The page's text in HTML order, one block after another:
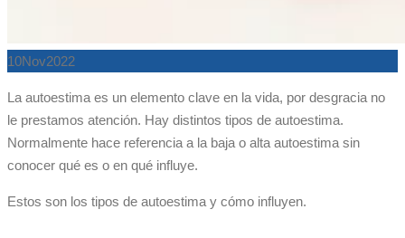
10Nov2022
La autoestima es un elemento clave en la vida, por desgracia no
le prestamos atención. Hay distintos tipos de autoestima.
Normalmente hace referencia a la baja o alta autoestima sin
conocer qué es o en qué influye.
Estos son los tipos de autoestima y cómo influyen.